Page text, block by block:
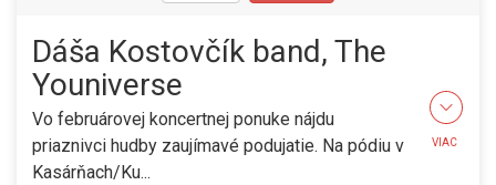
Dáša Kostovčík band, The
Youniverse
Vo februárovej koncertnej ponuke nájdu
priaznivci hudby zaujímavé podujatie. Na pódiu v
Kasárňach/Ku...
VIAC